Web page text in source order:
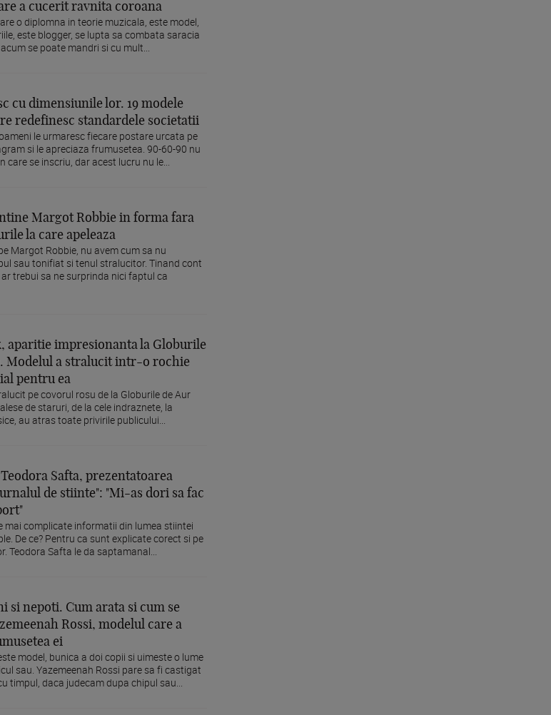
a cucerit ravnita coroana
o diplomna in teorie muzicala, este model,
este blogger, se lupta sa combata saracia
se poate mandri si cu mult...
cu dimensiunile lor. 19 modele
redefinesc standardele societatii
le urmaresc fiecare postare urcata pe
si le apreciaza frumusetea. 90-60-90 nu
care se inscriu, dar acest lucru nu le...
Margot Robbie in forma fara
la care apeleaza
Margot Robbie, nu avem cum sa nu
sau tonifiat si tenul stralucitor. Tinand cont
trebui sa ne surprinda nici faptul ca
aparitie impresionanta la Globurile
Modelul a stralucit intr-o rochie
pentru ea
pe covorul rosu de la Globurile de Aur
de staruri, de la cele indraznete, la
au atras toate privirile publicului...
Safta, prezentatoarea
de stiinte": "Mi-as dori sa fac
mai complicate informatii din lumea stiintei
De ce? Pentru ca sunt explicate corect si pe
Teodora Safta le da saptamanal...
si nepoti. Cum arata si cum se
Rossi, modelul care a
ei
model, bunica a doi copii si uimeste o lume
sau. Yazemeenah Rossi pare sa fi castigat
timpul, daca judecam dupa chipul sau...